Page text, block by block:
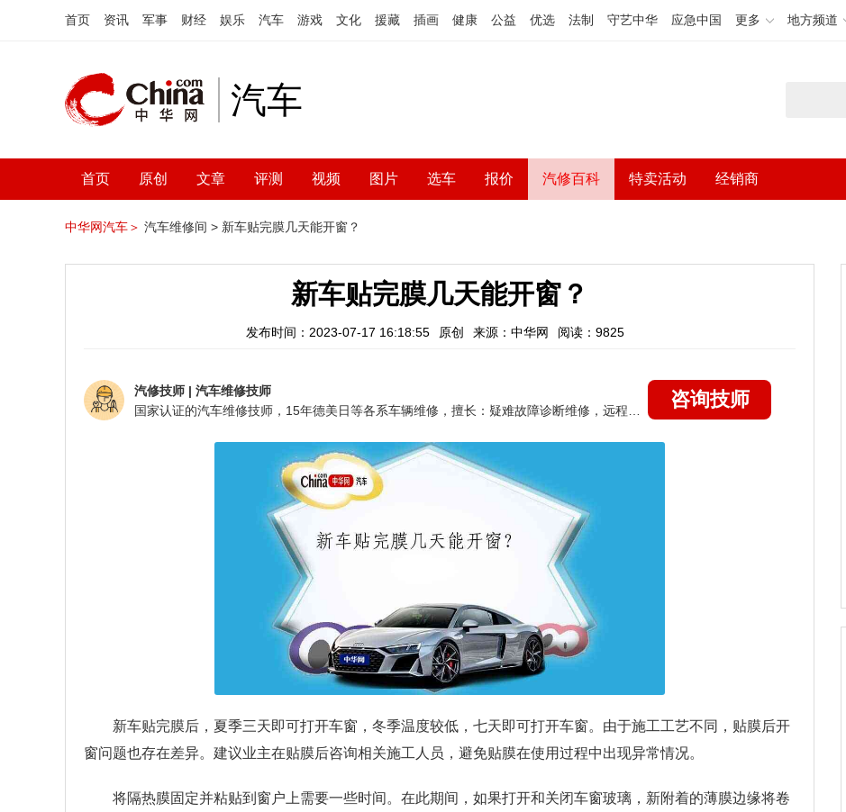
首页 资讯 军事 财经 娱乐 汽车 游戏 文化 援藏 插画 健康 公益 优选 法制 守艺中华 应急中国 更多 地方频道
汽车
首页 原创 文章 评测 视频 图片 选车 报价 汽修百科 特卖活动 经销商
中华网汽车＞ 汽车维修间 > 新车贴完膜几天能开窗？
新车贴完膜几天能开窗？
发布时间：2023-07-17 16:18:55 原创 来源：中华网 阅读：9825
汽修技师 | 汽车维修技师
咨询技师
新车贴完膜后，夏季三天即可打开车窗，冬季温度较低，七天即可打开车窗。由于施工工艺不同，贴膜后开
窗问题也存在差异。建议业主在贴膜后咨询相关施工人员，避免贴膜在使用过程中出现异常情况。
将隔热膜固定并粘贴到窗户上需要一些时间。在此期间，如果打开和关闭车窗玻璃，新附着的薄膜边缘将卷